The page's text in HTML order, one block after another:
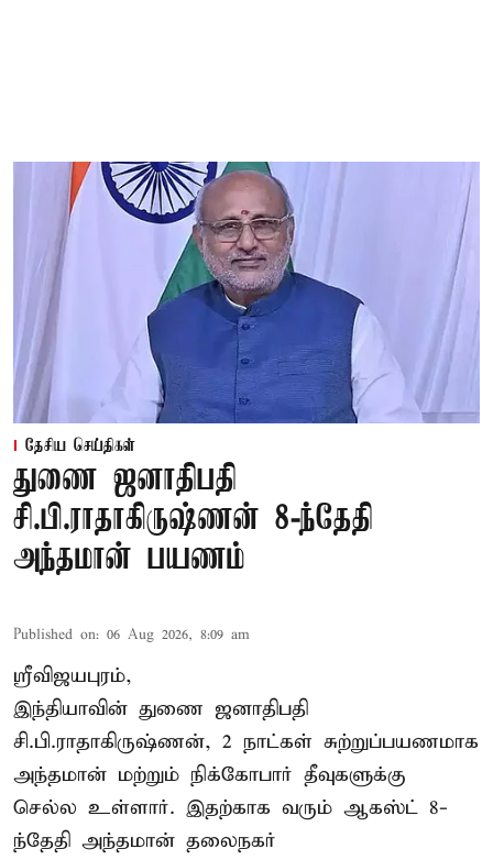
தேசிய செய்திகள்
துணை ஜனாதிபதி
சி.பி.ராதாகிருஷ்ணன் 8-ந்தேதி
அந்தமான் பயணம்
Published on: 06 Aug 2026, 8:09 am
ஸ்ரீவிஜயபுரம்,
இந்தியாவின் துணை ஜனாதிபதி
சி.பி.ராதாகிருஷ்ணன், 2 நாட்கள் சுற்றுப்பயணமாக
அந்தமான் மற்றும் நிக்கோபார் தீவுகளுக்கு
செல்ல உள்ளார். இதற்காக வரும் ஆகஸ்ட் 8-
ந்தேதி அந்தமான் தலைநகர்